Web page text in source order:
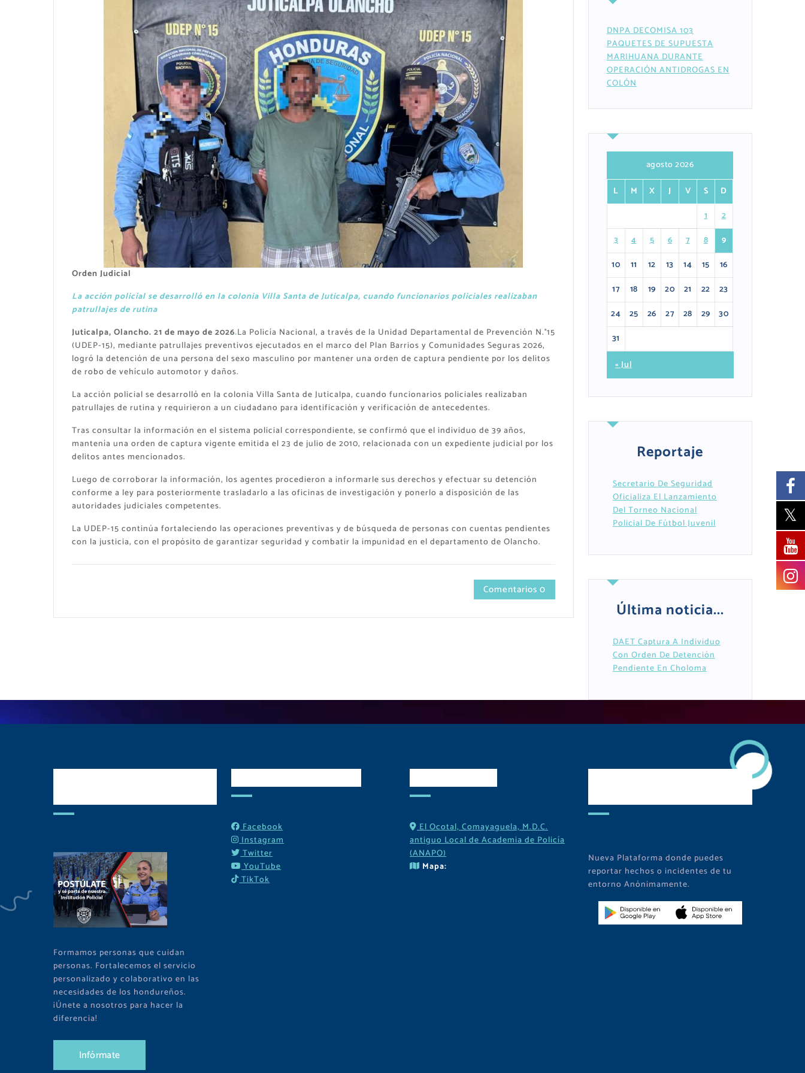
Orden Judicial
La acción policial se desarrolló en la colonia Villa Santa de Juticalpa, cuando funcionarios policiales realizaban
patrullajes de rutina
Juticalpa, Olancho. 21 de mayo de 2026.La Policía Nacional, a través de la Unidad Departamental de Prevención N.°15
(UDEP-15), mediante patrullajes preventivos ejecutados en el marco del Plan Barrios y Comunidades Seguras 2026,
logró la detención de una persona del sexo masculino por mantener una orden de captura pendiente por los delitos
de robo de vehículo automotor y daños.
La acción policial se desarrolló en la colonia Villa Santa de Juticalpa, cuando funcionarios policiales realizaban
patrullajes de rutina y requirieron a un ciudadano para identificación y verificación de antecedentes.
Tras consultar la información en el sistema policial correspondiente, se confirmó que el individuo de 39 años,
mantenía una orden de captura vigente emitida el 23 de julio de 2010, relacionada con un expediente judicial por los
delitos antes mencionados.
Luego de corroborar la información, los agentes procedieron a informarle sus derechos y efectuar su detención
conforme a ley para posteriormente trasladarlo a las oficinas de investigación y ponerlo a disposición de las
autoridades judiciales competentes.
La UDEP-15 continúa fortaleciendo las operaciones preventivas y de búsqueda de personas con cuentas pendientes
con la justicia, con el propósito de garantizar seguridad y combatir la impunidad en el departamento de Olancho.
Comentarios 0
DNPA DECOMISA 103
PAQUETES DE SUPUESTA
MARIHUANA DURANTE
OPERACIÓN ANTIDROGAS EN
COLÓN
agosto 2026
L
M X J V S
D
1
2
3
4 5 6 7 8
9
10
11 12 13 14 15
16
17
18 19 20 21 22
23
24
25 26 27 28 29
30
31
« Jul
Reportaje
Secretario De Seguridad
Oficializa El Lanzamiento
Del Torneo Nacional
Policial De Fútbol Juvenil
Última noticia...
DAET Captura A Individuo
Con Orden De Detención
Pendiente En Choloma
Formamos personas que cuidan
personas. Fortalecemos el servicio
personalizado y colaborativo en las
necesidades de los hondureños.
¡Únete a nosotros para hacer la
diferencia!
Infórmate
Facebook
Instagram
Twitter
YouTube
TikTok
El Ocotal, Comayaguela, M.D.C.
antiguo Local de Academia de Policía
(ANAPO)
Mapa:
Nueva Plataforma donde puedes
reportar hechos o incidentes de tu
entorno Anónimamente.